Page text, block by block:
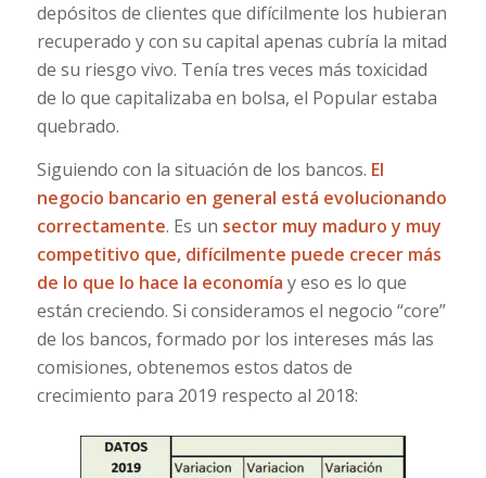
depósitos de clientes que difícilmente los hubieran
recuperado y con su capital apenas cubría la mitad
de su riesgo vivo. Tenía tres veces más toxicidad
de lo que capitalizaba en bolsa, el Popular estaba
quebrado.
Siguiendo con la situación de los bancos. El
negocio bancario en general está evolucionando
correctamente. Es un sector muy maduro y muy
competitivo que, difícilmente puede crecer más
de lo que lo hace la economía y eso es lo que
están creciendo. Si consideramos el negocio “core”
de los bancos, formado por los intereses más las
comisiones, obtenemos estos datos de
crecimiento para 2019 respecto al 2018: